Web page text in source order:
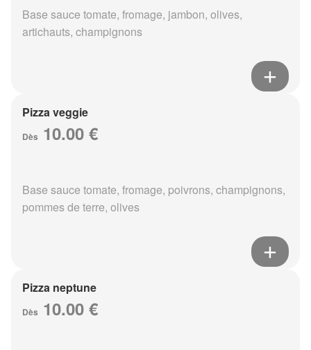
Base sauce tomate, fromage, jambon, olives,
artichauts, champignons
Pizza veggie
Dès 10.00 €
Base sauce tomate, fromage, poivrons, champignons,
pommes de terre, olives
Pizza neptune
Dès 10.00 €